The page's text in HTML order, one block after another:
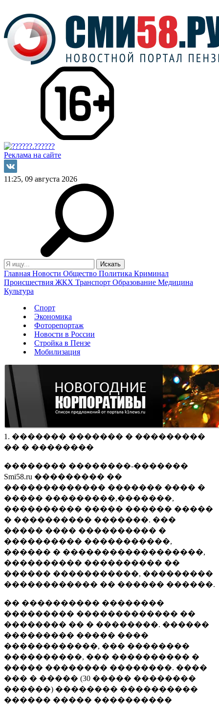
Реклама на сайте
11:25, 09 августа 2026
Главная Новости Общество Политика Криминал
Происшествия ЖКХ Транспорт Образование Медицина
Культура
Спорт
Экономика
Фоторепортаж
Новости в России
Стройка в Пензе
Мобилизация
1. ������� ������� � ���������
�� � ��������
�������� ��������-�������
Smi58.ru ��������� ��
������������� ������� ���� �
����� ���������,�������,
���������� ����� ������ �����
� ���������� �������. ���
����� ���� ���������� �
���������� �����������,
������ � ������������������,
���������� ���������� ��
������ �����������, ���������
������������ �� ������ ������.
�� ���������� ��������
��������� ������������� ��
�������� �� � ��������. ������
��������� ����� ����
������������, ��� ��������
����������, ��� ���������� �
����� �������� ��������. ����
��� � ����� (30 ����� ��������
������) �������� ����������
������ ����� ����������